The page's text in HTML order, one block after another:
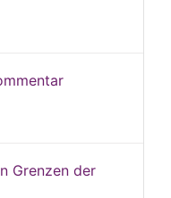
Grenzen der